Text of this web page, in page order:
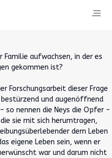
Familie aufwachsen, in der es
gekommen ist?
Forschungsarbeit dieser Frage
bestürzend und augenöffnend
so nennen die Neys die Opfer –
sie mit sich herumtragen,
dem Leben
eigene Leben sein, wenn er
war und darum nicht